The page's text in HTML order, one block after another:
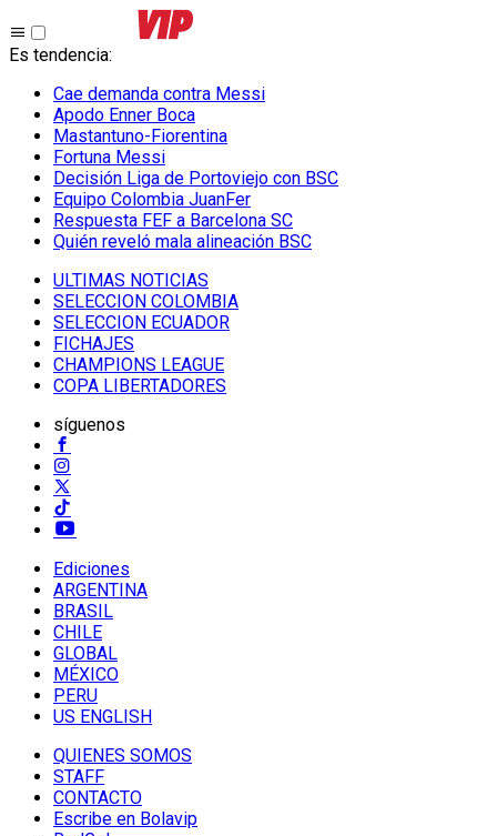
Es tendencia:
Cae demanda contra Messi
Apodo Enner Boca
Mastantuno-Fiorentina
Fortuna Messi
Decisión Liga de Portoviejo con BSC
Equipo Colombia JuanFer
Respuesta FEF a Barcelona SC
Quién reveló mala alineación BSC
ULTIMAS NOTICIAS
SELECCION COLOMBIA
SELECCION ECUADOR
FICHAJES
CHAMPIONS LEAGUE
COPA LIBERTADORES
síguenos
Ediciones
ARGENTINA
BRASIL
CHILE
GLOBAL
MÉXICO
PERU
US ENGLISH
QUIENES SOMOS
STAFF
CONTACTO
Escribe en Bolavip